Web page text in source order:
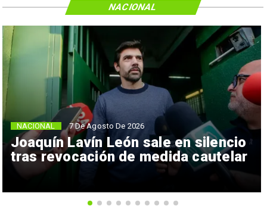
Joaquín Lavín León sale en silencio
tras revocación de medida cautelar
NACIONAL 7 De Agosto De 2026
NACIONAL